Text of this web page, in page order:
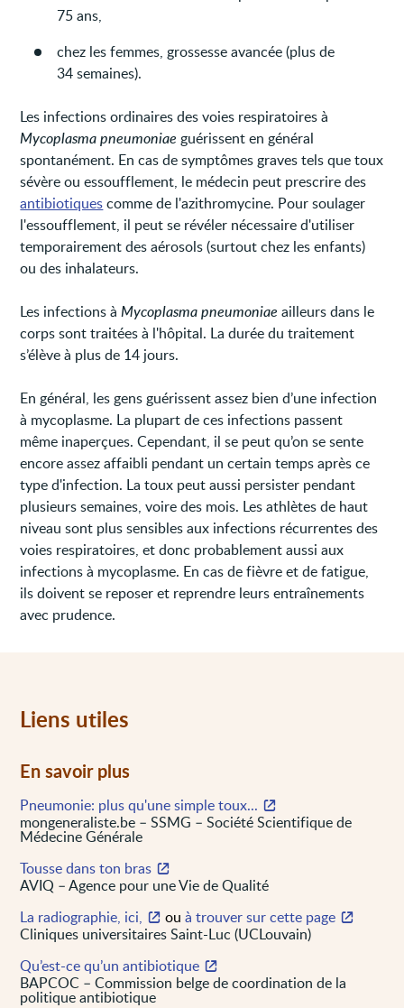
75 ans,
chez les femmes, grossesse avancée (plus de
34 semaines).
Les infections ordinaires des voies respiratoires à
Mycoplasma pneumoniae guérissent en général
spontanément. En cas de symptômes graves tels que toux
sévère ou essoufflement, le médecin peut prescrire des
antibiotiquescomme de l'azithromycine. Pour soulager
l'essoufflement, il peut se révéler nécessaire d'utiliser
temporairement des aérosols (surtout chez les enfants)
ou des inhalateurs.
Les infections àMycoplasma pneumoniae ailleurs dans le
corps sont traitées à l'hôpital. La durée du traitement
s’élève à plus de 14 jours.
En général, les gens guérissent assez bien d’une infection
à mycoplasme. La plupart de ces infections passent
même inaperçues. Cependant, il se peut qu’on se sente
encore assez affaibli pendant un certain temps après ce
type d'infection. La toux peut aussi persister pendant
plusieurs semaines, voire des mois. Les athlètes de haut
niveau sont plus sensibles aux infections récurrentes des
voies respiratoires, et donc probablement aussi aux
infections à mycoplasme. En cas de fièvre et de fatigue,
ils doivent se reposer et reprendre leurs entraînements
avec prudence.
Liens utiles
En savoir plus
Pneumonie: plus qu'une simple toux...
mongeneraliste.be – SSMG – Société Scientifique de
Médecine Générale
Tousse dans ton bras
AVIQ – Agence pour une Vie de Qualité
La radiographie, ici,
ouà trouver sur cette page
Cliniques universitaires Saint-Luc (UCLouvain)
Qu’est-ce qu’un antibiotique
BAPCOC – Commission belge de coordination de la
politique antibiotique